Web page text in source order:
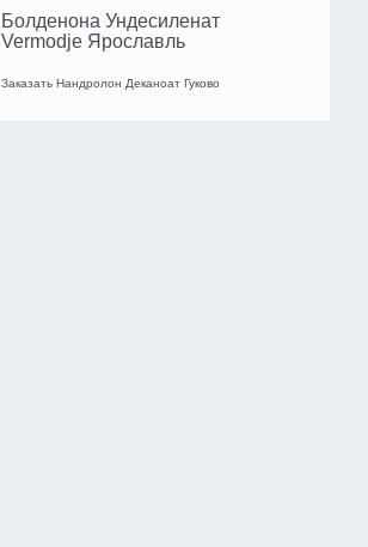
Болденона Ундесиленат
Vermodje Ярославль
Заказать Нандролон Деканоат Гуково